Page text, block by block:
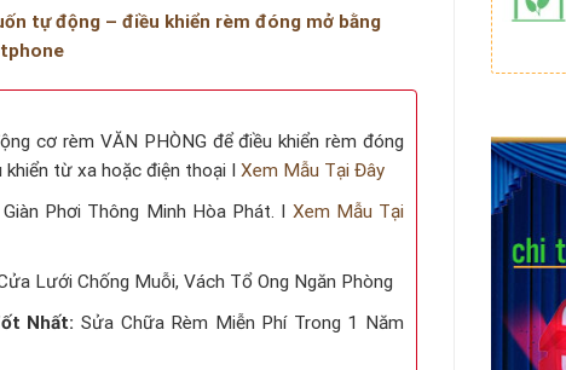
tự động – điều khiển rèm đóng mở bằng
cơ rèm VĂN PHÒNG để điều khiển rèm đóng
từ xa hoặc điện thoại I Xem Mẫu Tại Đây
Giàn Phơi Thông Minh Hòa Phát. I Xem Mẫu Tại
Lưới Chống Muỗi, Vách Tổ Ong Ngăn Phòng
Nhất: Sửa Chữa Rèm Miễn Phí Trong 1 Năm